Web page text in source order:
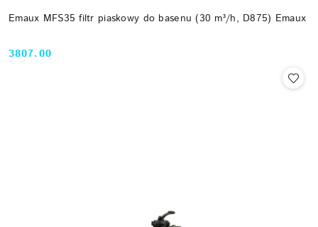
Emaux MFS35 filtr piaskowy do basenu (30 m³/h, D875) Emaux
Cena:
3807.00